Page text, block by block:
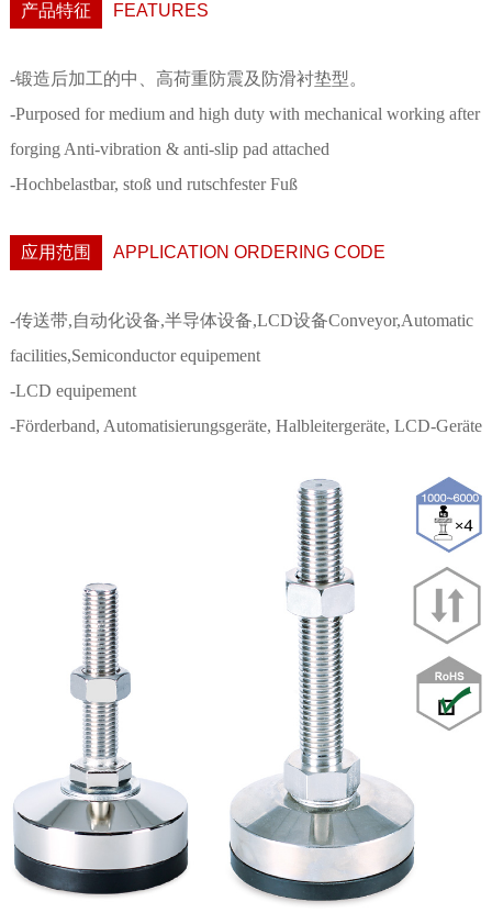
产品特征 FEATURES
-锻造后加工的中、高荷重防震及防滑衬垫型。
-Purposed for medium and high duty with mechanical working after
forging Anti-vibration & anti-slip pad attached
-Hochbelastbar, stoß und rutschfester Fuß
应用范围 APPLICATION ORDERING CODE
-传送带,自动化设备,半导体设备,LCD设备Conveyor,Automatic
facilities,Semiconductor equipement
-LCD equipement
-Förderband, Automatisierungsgeräte, Halbleitergeräte, LCD-Geräte